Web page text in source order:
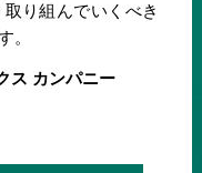
り組んでいくべき
。
ス カンパニー